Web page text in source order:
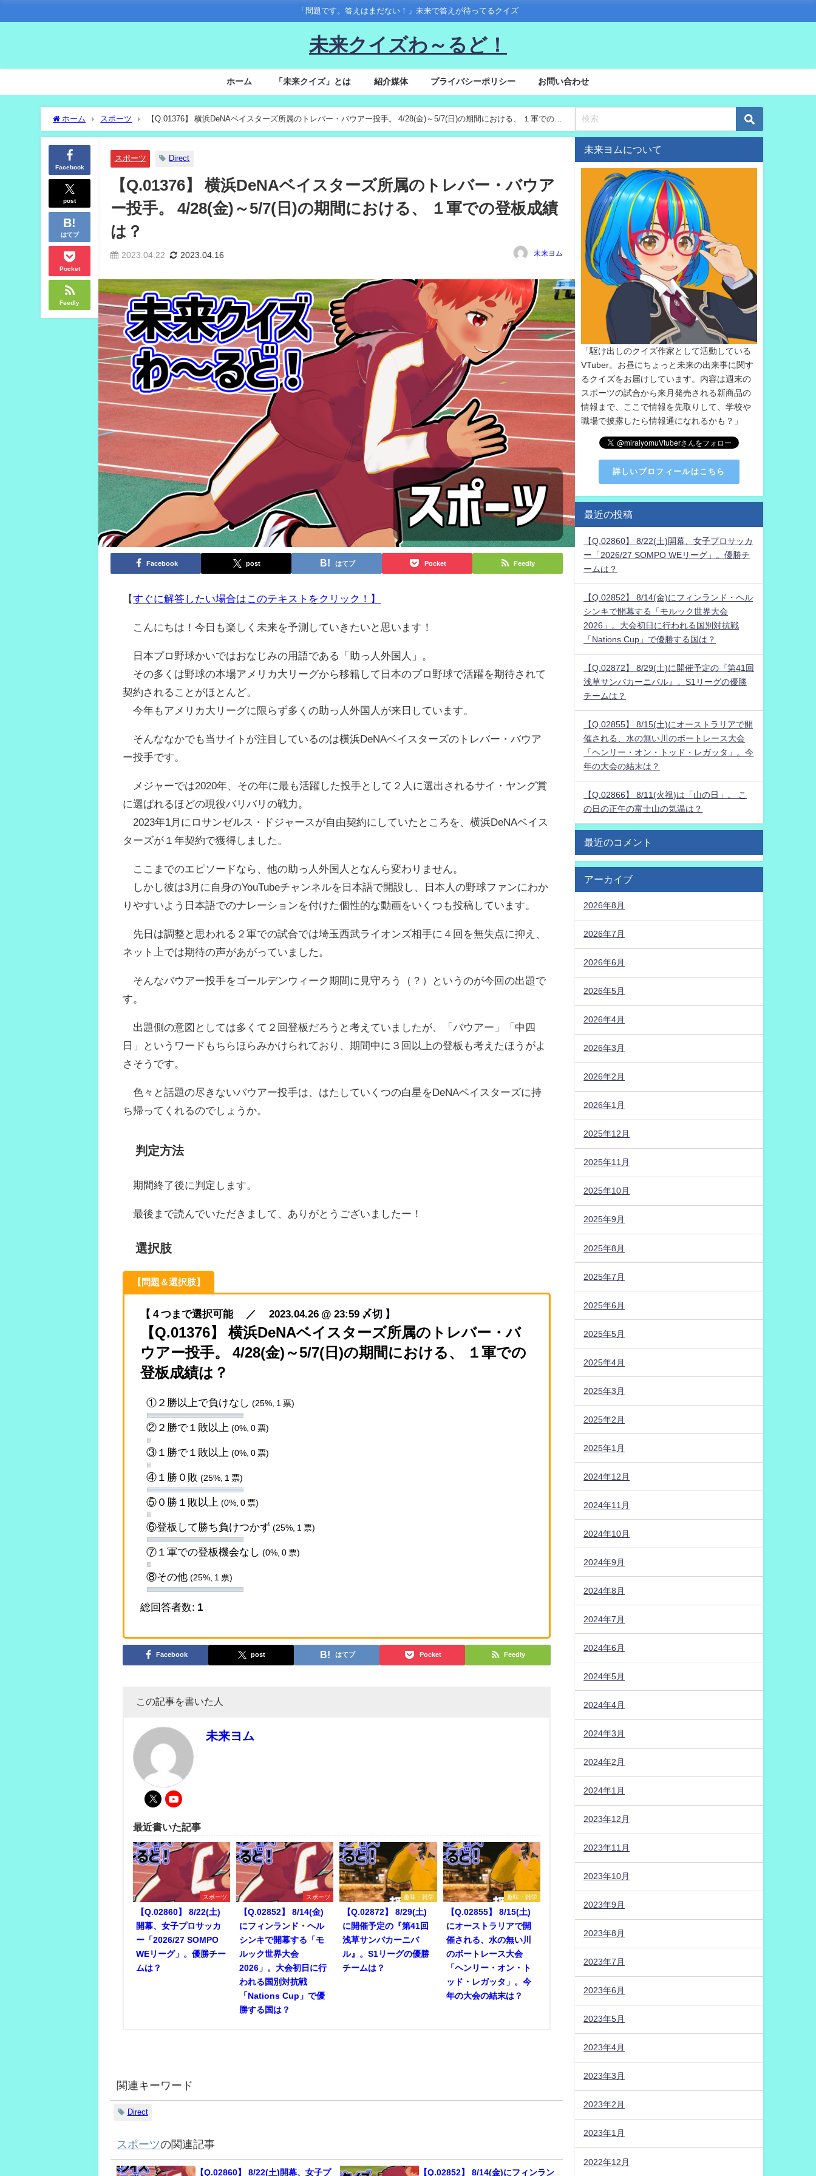
「問題です。答えはまだない！」未来で答えが待ってるクイズ
未来クイズわ～るど！
ホーム 「未来クイズ」とは 紹介媒体 プライバシーポリシー お問い合わせ
ホーム スポーツ
【Q.01376】 横浜DeNAベイスターズ所属のトレバー・バウアー投手。 4/28(金)～5/7(日)の期間における、 １軍での登
板成績は？
Facebook
post
はてブ
Pocket
Feedly
スポーツ Direct
【Q.01376】 横浜DeNAベイスターズ所属のトレバー・バウア
ー投手。 4/28(金)～5/7(日)の期間における、 １軍での登板成績
は？
2023.04.22 2023.04.16 未来ヨム
Facebook post はてブ Pocket Feedly
【すぐに解答したい場合はこのテキストをクリック！】
こんにちは！今日も楽しく未来を予測していきたいと思います！
日本プロ野球かいではおなじみの用語である「助っ人外国人」。
その多くは野球の本場アメリカ大リーグから移籍して日本のプロ野球で活躍を期待されて
契約されることがほとんど。
今年もアメリカ大リーグに限らず多くの助っ人外国人が来日しています。
そんななかでも当サイトが注目しているのは横浜DeNAベイスターズのトレバー・バウア
ー投手です。
メジャーでは2020年、その年に最も活躍した投手として２人に選出されるサイ・ヤング賞
に選ばれるほどの現役バリバリの戦力。
2023年1月にロサンゼルス・ドジャースが自由契約にしていたところを、横浜DeNAベイス
ターズが１年契約で獲得しました。
ここまでのエピソードなら、他の助っ人外国人となんら変わりません。
しかし彼は3月に自身のYouTubeチャンネルを日本語で開設し、日本人の野球ファンにわか
りやすいよう日本語でのナレーションを付けた個性的な動画をいくつも投稿しています。
先日は調整と思われる２軍での試合では埼玉西武ライオンズ相手に４回を無失点に抑え、
ネット上では期待の声があがっていました。
そんなバウアー投手をゴールデンウィーク期間に見守ろう（？）というのが今回の出題で
す。
出題側の意図としては多くて２回登板だろうと考えていましたが、「バウアー」「中四
日」というワードもちらほらみかけられており、期間中に３回以上の登板も考えたほうがよ
さそうです。
色々と話題の尽きないバウアー投手は、はたしていくつの白星をDeNAベイスターズに持
ち帰ってくれるのでしょうか。
判定方法
期間終了後に判定します。
最後まで読んでいただきまして、ありがとうございましたー！
選択肢
【問題＆選択肢】
【 4 つまで選択可能 ／ 2023.04.26 @ 23:59 〆切 】
【Q.01376】 横浜DeNAベイスターズ所属のトレバー・バ
ウアー投手。 4/28(金)～5/7(日)の期間における、 １軍での
登板成績は？
①２勝以上で負けなし (25%, 1 票)
②２勝で１敗以上 (0%, 0 票)
③１勝で１敗以上 (0%, 0 票)
④１勝０敗 (25%, 1 票)
⑤０勝１敗以上 (0%, 0 票)
⑥登板して勝ち負けつかず (25%, 1 票)
⑦１軍での登板機会なし (0%, 0 票)
⑧その他 (25%, 1 票)
総回答者数: 1
Facebook post はてブ Pocket Feedly
この記事を書いた人
未来ヨム
最近書いた記事
スポーツ
【Q.02860】 8/22(土)
開幕、女子プロサッカ
ー「2026/27 SOMPO
WEリーグ」。優勝チー
ムは？
スポーツ
【Q.02852】 8/14(金)
にフィンランド・ヘル
シンキで開幕する「モ
ルック世界大会
2026」。大会初日に行
われる国別対抗戦
「Nations Cup」で優
勝する国は？
趣味・雑学
【Q.02872】 8/29(土)
に開催予定の『第41回
浅草サンバカーニバ
ル』。S1リーグの優勝
チームは？
趣味・雑学
【Q.02855】 8/15(土)
にオーストラリアで開
催される、水の無い川
のボートレース大会
「ヘンリー・オン・ト
ッド・レガッタ」。今
年の大会の結末は？
関連キーワード
Direct
スポーツの関連記事
【Q.02860】 8/22(土)開幕、女子プ 【Q.02852】 8/14(金)にフィンラン
未来ヨムについて
「駆け出しのクイズ作家として活動している
VTuber。お昼にちょっと未来の出来事に関す
るクイズをお届けしています。内容は週末の
スポーツの試合から来月発売される新商品の
情報まで、ここで情報を先取りして、学校や
職場で披露したら情報通になれるかも？」
詳しいプロフィールはこちら
最近の投稿
【Q.02860】 8/22(土)開幕、女子プロサッカ
ー「2026/27 SOMPO WEリーグ」。優勝チ
ームは？
【Q.02852】 8/14(金)にフィンランド・ヘル
シンキで開幕する「モルック世界大会
2026」。大会初日に行われる国別対抗戦
「Nations Cup」で優勝する国は？
【Q.02872】 8/29(土)に開催予定の『第41回
浅草サンバカーニバル』。S1リーグの優勝
チームは？
【Q.02855】 8/15(土)にオーストラリアで開
催される、水の無い川のボートレース大会
「ヘンリー・オン・トッド・レガッタ」。今
年の大会の結末は？
【Q.02866】 8/11(火祝)は「山の日」。 こ
の日の正午の富士山の気温は？
最近のコメント
アーカイブ
2026年8月
2026年7月
2026年6月
2026年5月
2026年4月
2026年3月
2026年2月
2026年1月
2025年12月
2025年11月
2025年10月
2025年9月
2025年8月
2025年7月
2025年6月
2025年5月
2025年4月
2025年3月
2025年2月
2025年1月
2024年12月
2024年11月
2024年10月
2024年9月
2024年8月
2024年7月
2024年6月
2024年5月
2024年4月
2024年3月
2024年2月
2024年1月
2023年12月
2023年11月
2023年10月
2023年9月
2023年8月
2023年7月
2023年6月
2023年5月
2023年4月
2023年3月
2023年2月
2023年1月
2022年12月